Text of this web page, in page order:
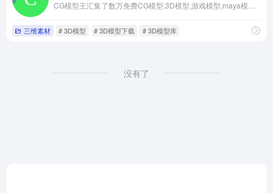
三维素材 # 3D模型 # 3D模型下载 # 3D模型库
没有了